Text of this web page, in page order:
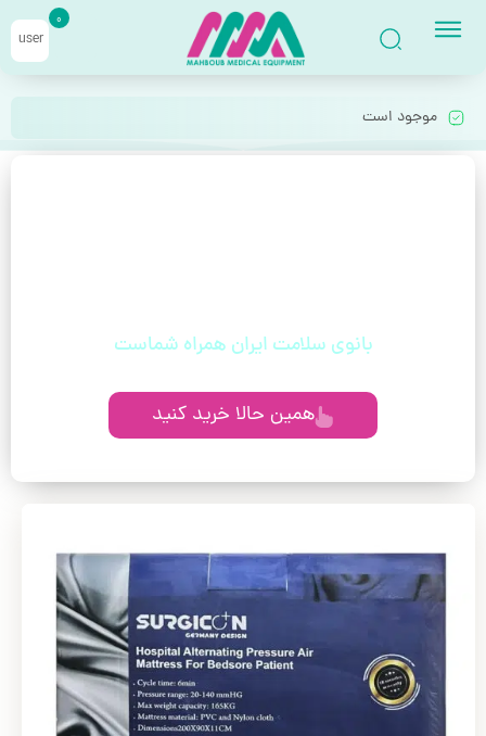
0
user
موجود است
بانوی سلامت ایران همراه شماست
همین حالا خرید کنید